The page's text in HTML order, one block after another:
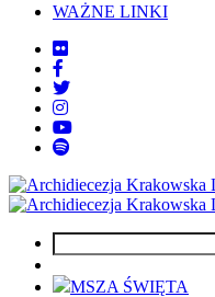
WAŻNE LINKI
MSZA ŚWIĘTA